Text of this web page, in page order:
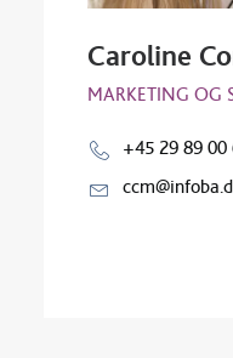
Caroline
MARKETING OG
+45 29 89 00